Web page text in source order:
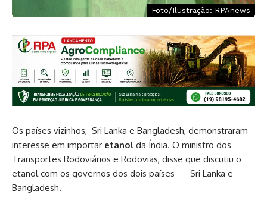
Foto/Ilustração: RPAnews
Os países vizinhos, Sri Lanka e Bangladesh, demonstraram
interesse em importar etanol da Índia. O ministro dos
Transportes Rodoviários e Rodovias, disse que discutiu o
etanol com os governos dos dois países — Sri Lanka e
Bangladesh.